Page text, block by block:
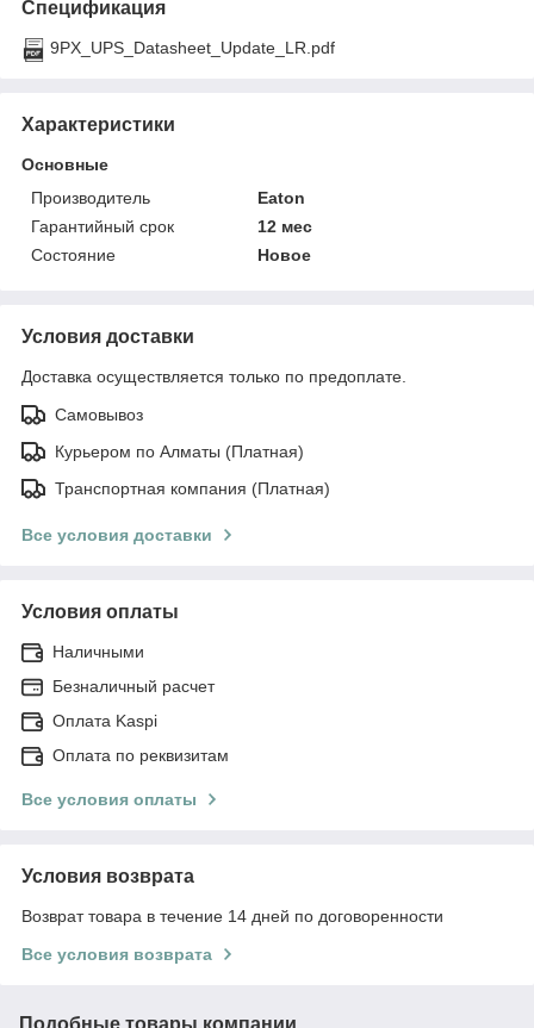
Спецификация
9PX_UPS_Datasheet_Update_LR.pdf
Характеристики
Основные
Производитель
Eaton
Гарантийный срок
12 мес
Состояние
Новое
Условия доставки
Доставка осуществляется только по предоплате.
Самовывоз
Курьером по Алматы (Платная)
Транспортная компания (Платная)
Все условия доставки
Условия оплаты
Наличными
Безналичный расчет
Оплата Kaspi
Оплата по реквизитам
Все условия оплаты
Условия возврата
Возврат товара в течение 14 дней по договоренности
Все условия возврата
Подобные товары компании